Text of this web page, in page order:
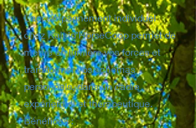
L’accompagnement individuel
chez Kaleid’HorseCoop permet de
mettre en lumière vos forces et
transformer vos schémas
personnels, dans un cadre
expérientiel et thérapeutique.
Bénéfices :